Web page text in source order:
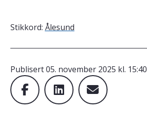
Stikkord: Ålesund
Publisert05. november 2025 kl. 15:40